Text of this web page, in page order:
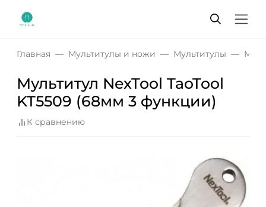
Главная Мультитулы и ножи Мультитулы
Мультитул NexTool TaoTool
KT5509 (68мм 3 функции)
К сравнению